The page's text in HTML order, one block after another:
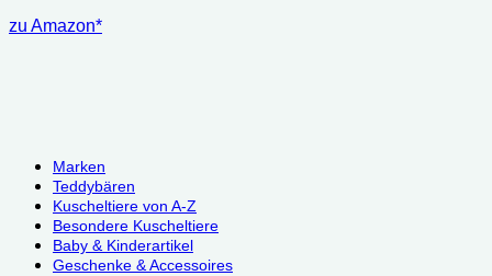
zu Amazon*
Marken
Teddybären
Kuscheltiere von A-Z
Besondere Kuscheltiere
Baby & Kinderartikel
Geschenke & Accessoires